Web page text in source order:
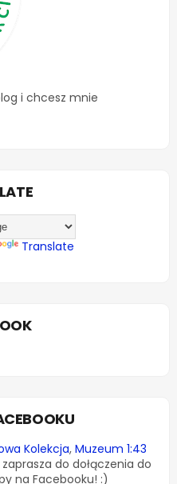
i chcesz mnie
Translate
Kolekcja, Muzeum 1:43
do dołączenia do
na Facebooku! :)